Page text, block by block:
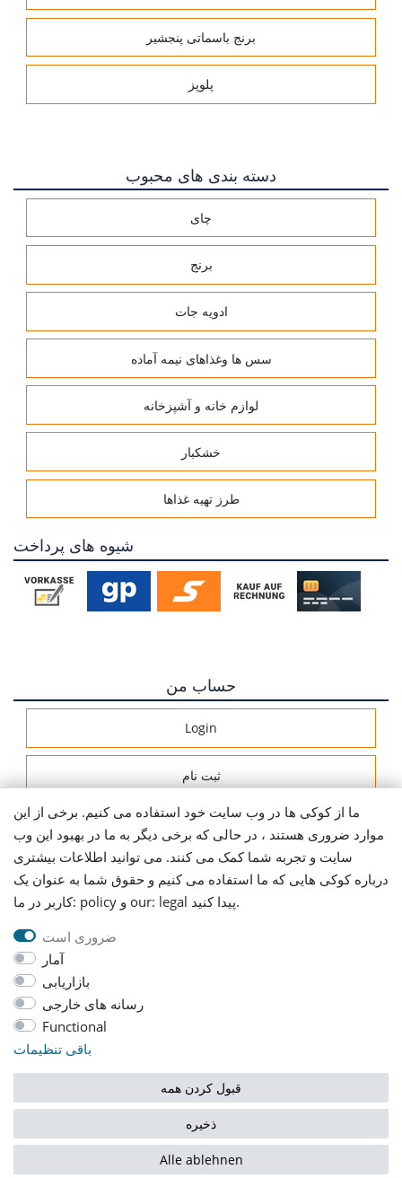
برنج باسماتی پنجشیر
پلوپز
دسته بندی های محبوب
چای
برنج
ادویه جات
سس ها وغذاهای نیمه آماده
لوازم خانه و آشپزخانه
خشکبار
طرز تهیه غذاها
شیوه های پرداخت
حساب من
Login
ثبت نام
اطلاعات ارسال
Let's stay connected
حک کردن Daten­schutz­erklärung
Widerrufs­recht
© Copyright 2026 | تمامی حقوق محفوظ است
ما از کوکی ها در وب سایت خود استفاده می کنیم. برخی از این
موارد ضروری هستند ، در حالی که برخی دیگر به ما در بهبود این وب
سایت و تجربه شما کمک می کنند. می توانید اطلاعات بیشتری
درباره کوکی هایی که ما استفاده می کنیم و حقوق شما به عنوان یک
کاربر در ما: policy و our: legal پیدا کنید.
ضروری است
آمار
بازاریابی
رسانه های خارجی
Functional
باقی تنظیمات
قبول کردن همه
ذخیره
Alle ablehnen